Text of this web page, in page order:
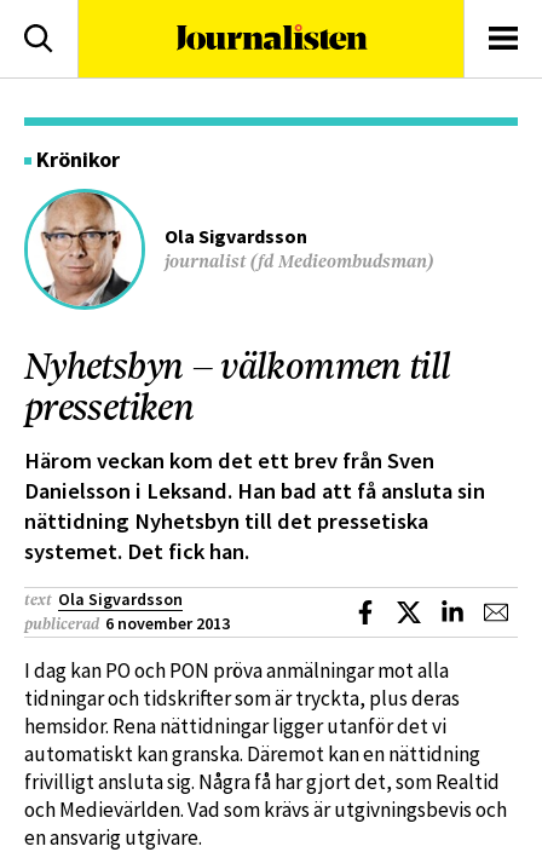
Sök
Krönikor
Ola Sigvardsson
journalist (fd Medieombudsman)
Nyhetsbyn – välkommen till
pressetiken
Härom veckan kom det ett brev från Sven
Danielsson i Leksand. Han bad att få ansluta sin
nättidning Nyhetsbyn till det pressetiska
systemet. Det fick han.
text Ola Sigvardsson
publicerad 6 november 2013
Dela på Facebook
Dela på XDela på
I dag kan PO och PON pröva anmälningar mot alla
tidningar och tidskrifter som är tryckta, plus deras
hemsidor. Rena nättidningar ligger utanför det vi
automatiskt kan granska. Däremot kan en nättidning
frivilligt ansluta sig. Några få har gjort det, som Realtid
och Medievärlden. Vad som krävs är utgivningsbevis och
en ansvarig utgivare.